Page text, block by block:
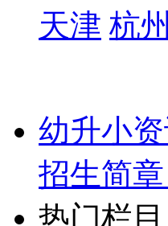
天津 杭州
幼升小
招生简章
热门栏目